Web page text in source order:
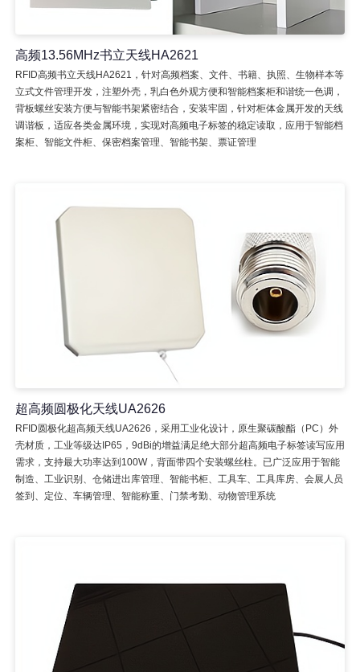
高频13.56MHz书立天线HA2621
RFID高频书立天线HA2621，针对高频档案、文件、书籍、执照、生物样本等
立式文件管理开发，注塑外壳，乳白色外观方便和智能档案柜和谐统一色调，
背板螺丝安装方便与智能书架紧密结合，安装牢固，针对柜体金属开发的天线
调谐板，适应各类金属环境，实现对高频电子标签的稳定读取，应用于智能档
案柜、智能文件柜、保密档案管理、智能书架、票证管理
超高频圆极化天线UA2626
RFID圆极化超高频天线UA2626，采用工业化设计，原生聚碳酸酯（PC）外
壳材质，工业等级达IP65，9dBi的增益满足绝大部分超高频电子标签读写应用
需求，支持最大功率达到100W，背面带四个安装螺丝柱。已广泛应用于智能
制造、工业识别、仓储进出库管理、智能书柜、工具车、工具库房、会展人员
签到、定位、车辆管理、智能称重、门禁考勤、动物管理系统